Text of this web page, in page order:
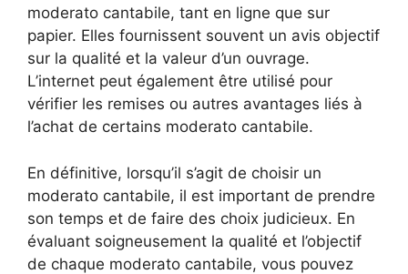
moderato cantabile, tant en ligne que sur
papier. Elles fournissent souvent un avis objectif
sur la qualité et la valeur d’un ouvrage.
L’internet peut également être utilisé pour
vérifier les remises ou autres avantages liés à
l’achat de certains moderato cantabile.
En définitive, lorsqu’il s’agit de choisir un
moderato cantabile, il est important de prendre
son temps et de faire des choix judicieux. En
évaluant soigneusement la qualité et l’objectif
de chaque moderato cantabile, vous pouvez